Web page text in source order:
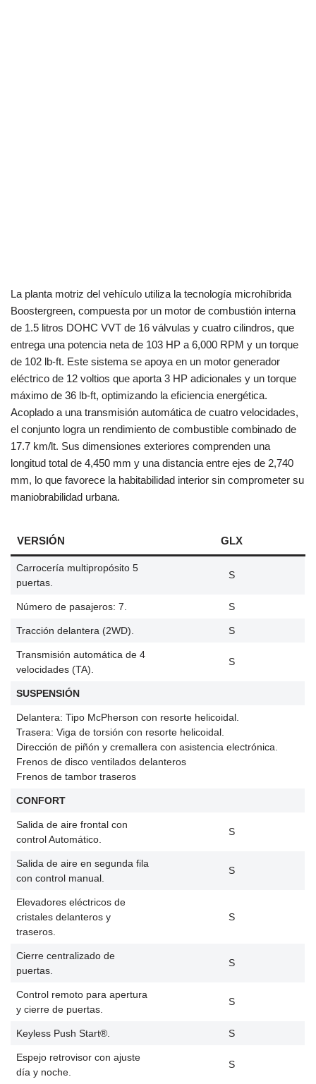
La planta motriz del vehículo utiliza la tecnología microhíbrida
Boostergreen, compuesta por un motor de combustión interna
de 1.5 litros DOHC VVT de 16 válvulas y cuatro cilindros, que
entrega una potencia neta de 103 HP a 6,000 RPM y un torque
de 102 lb-ft. Este sistema se apoya en un motor generador
eléctrico de 12 voltios que aporta 3 HP adicionales y un torque
máximo de 36 lb-ft, optimizando la eficiencia energética.
Acoplado a una transmisión automática de cuatro velocidades,
el conjunto logra un rendimiento de combustible combinado de
17.7 km/lt. Sus dimensiones exteriores comprenden una
longitud total de 4,450 mm y una distancia entre ejes de 2,740
mm, lo que favorece la habitabilidad interior sin comprometer su
maniobrabilidad urbana.
VERSIÓN GLX
Carrocería multipropósito 5
puertas.
S
Número de pasajeros: 7. S
Tracción delantera (2WD). S
Transmisión automática de 4
velocidades (TA).
S
SUSPENSIÓN
Delantera: Tipo McPherson con resorte helicoidal.
Trasera: Viga de torsión con resorte helicoidal.
Dirección de piñón y cremallera con asistencia electrónica.
Frenos de disco ventilados delanteros
Frenos de tambor traseros
CONFORT
Salida de aire frontal con
control Automático.
S
Salida de aire en segunda fila
con control manual.
S
Elevadores eléctricos de
cristales delanteros y
traseros.
S
Cierre centralizado de
puertas.
S
Control remoto para apertura
y cierre de puertas.
S
Keyless Push Start®. S
Espejo retrovisor con ajuste
día y noche.
S